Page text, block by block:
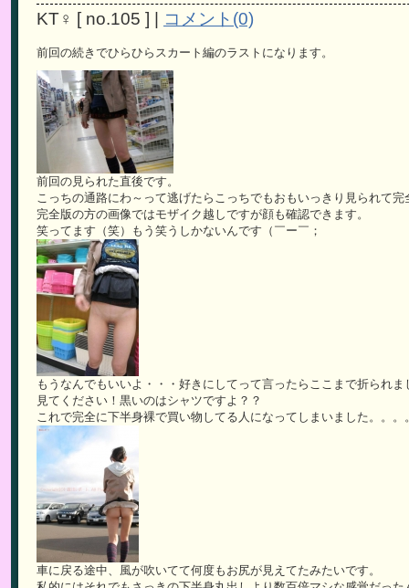
KT♀ [no.105 ] | コメント(0)
前回の続きでひらひらスカート編のラストになります。
前回の見られた直後です。
こっちの通路にわ～って逃げたらこっちでもおもいっきり見られて
完全版の方の画像ではモザイク越しですが顔も確認できます。
笑ってます（笑）もう笑うしかないんです（￣ー￣；
もうなんでもいいよ・・・好きにしてって言ったらここまで折られま
見てください！黒いのはシャツですよ？？
これで完全に下半身裸で買い物してる人になってしまいました。。。
車に戻る途中、風が吹いてて何度もお尻が見えてたみたいです。